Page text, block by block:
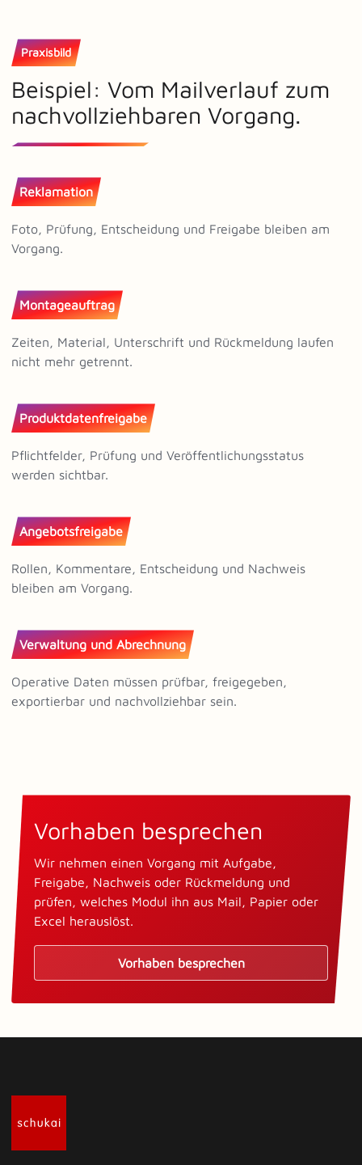
Praxisbild
Beispiel: Vom Mailverlauf zum
nachvollziehbaren Vorgang.
Reklamation
Foto, Prüfung, Entscheidung und Freigabe bleiben am
Vorgang.
Montageauftrag
Zeiten, Material, Unterschrift und Rückmeldung laufen
nicht mehr getrennt.
Produktdatenfreigabe
Pflichtfelder, Prüfung und Veröffentlichungsstatus
werden sichtbar.
Angebotsfreigabe
Rollen, Kommentare, Entscheidung und Nachweis
bleiben am Vorgang.
Verwaltung und Abrechnung
Operative Daten müssen prüfbar, freigegeben,
exportierbar und nachvollziehbar sein.
Vorhaben besprechen
Wir nehmen einen Vorgang mit Aufgabe,
Freigabe, Nachweis oder Rückmeldung und
prüfen, welches Modul ihn aus Mail, Papier oder
Excel herauslöst.
Vorhaben besprechen